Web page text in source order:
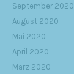
September 2020
August 2020
Mai 2020
April 2020
März 2020